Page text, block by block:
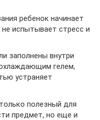
ребенок начинает
испытывает стресс и
заполнены внутри
гелем,
устраняет
полезный для
предмет, но еще и